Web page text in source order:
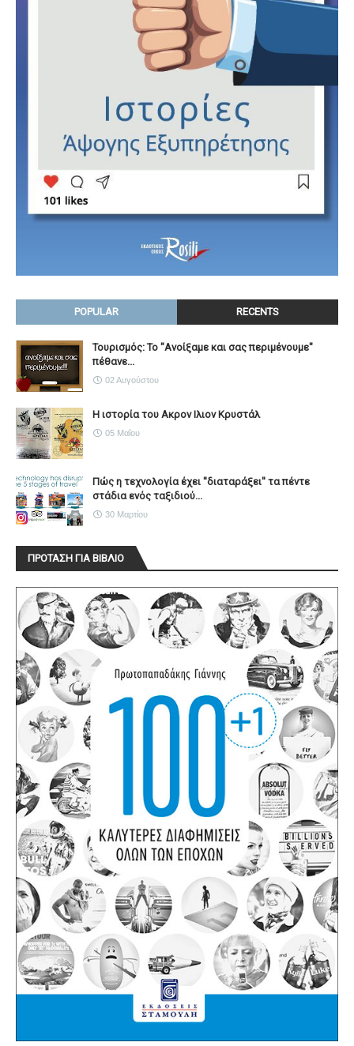
POPULAR RECENTS
Τουρισμός: Το "Ανοίξαμε και σας περιμένουμε"
πέθανε...
02 Αυγούστου
Η ιστορία του Ακρον Ιλιον Κρυστάλ
05 Μαΐου
Πώς η τεχνολογία έχει ''διαταράξει'' τα πέντε
στάδια ενός ταξιδιού...
30 Μαρτίου
ΠΡΟΤΑΣΗ ΓΙΑ ΒΙΒΛΙΟ